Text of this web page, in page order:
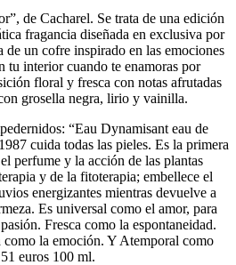
de Cacharel. Se trata de una edición
fragancia diseñada en exclusiva por
de un cofre inspirado en las emociones
tu interior cuando te enamoras por
floral y fresca con notas afrutadas
grosella negra, lirio y vainilla.
“Eau Dynamisant eau de
cuida todas las pieles. Es la primera
perfume y la acción de las plantas
y de la fitoterapia; embellece el
energizantes mientras devuelve a
Es universal como el amor, para
Fresca como la espontaneidad.
la emoción. Y Atemporal como
euros 100 ml.